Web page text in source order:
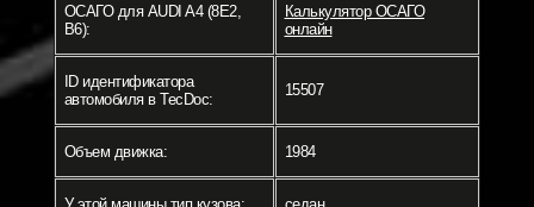
ОСАГО для AUDI A4 (8E2,
B6):
Калькулятор ОСАГО
онлайн
ID идентификатора
автомобиля в TecDoc:
15507
Объем движка: 1984